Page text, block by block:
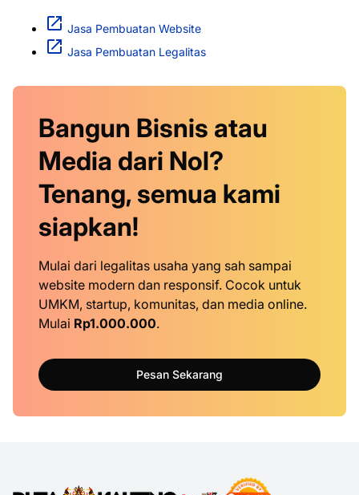
Jasa Pembuatan Website
Jasa Pembuatan Legalitas
Bangun Bisnis atau
Media dari Nol?
Tenang, semua kami
siapkan!
Mulai dari legalitas usaha yang sah sampai
website modern dan responsif. Cocok untuk
UMKM, startup, komunitas, dan media online.
Mulai Rp1.000.000.
Pesan Sekarang